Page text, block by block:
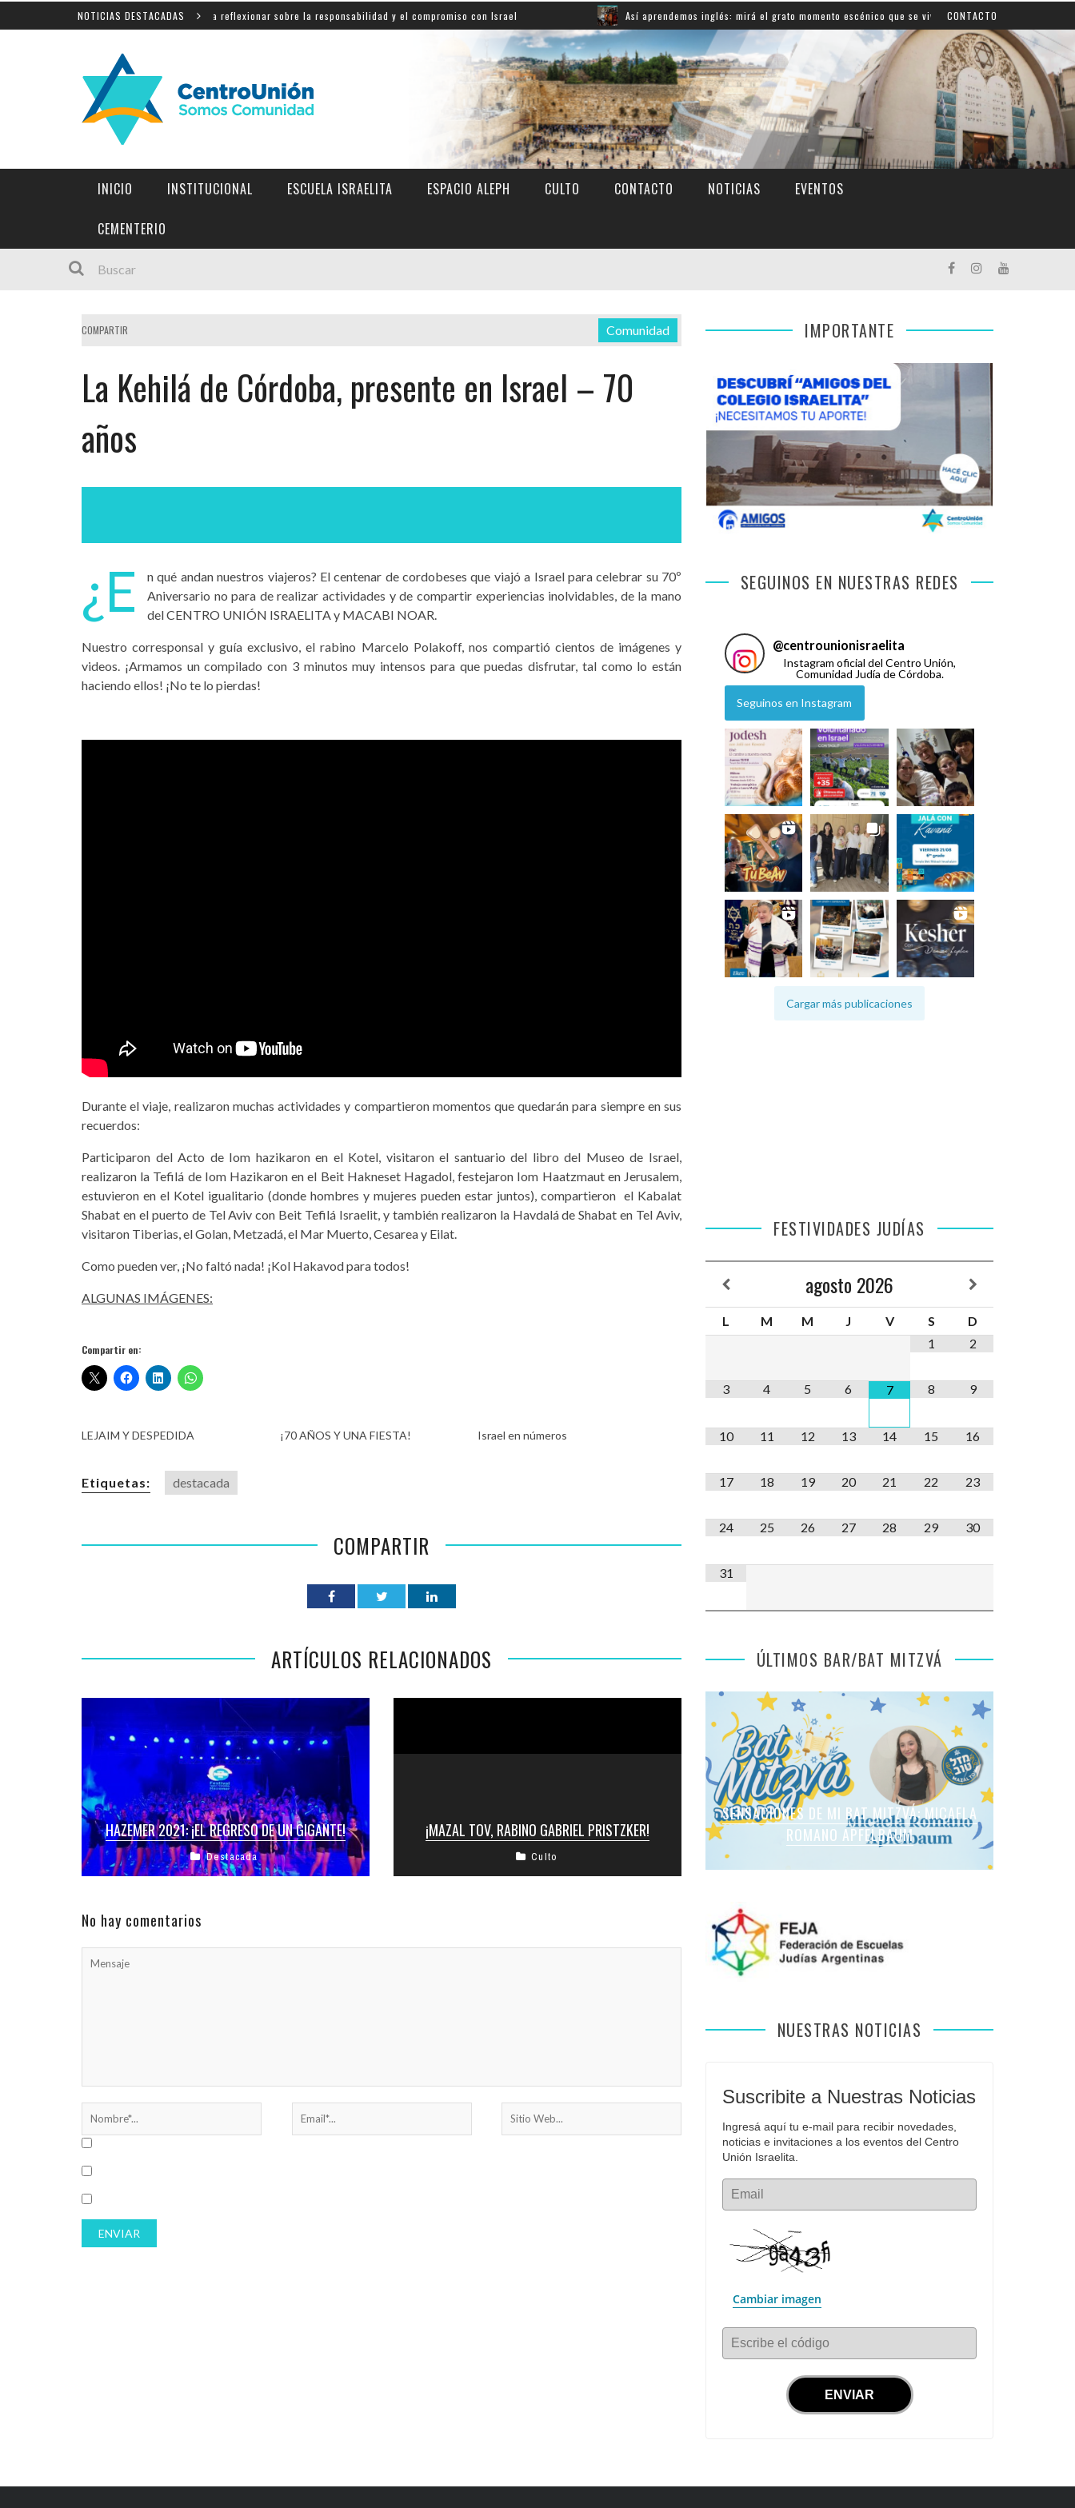
NOTICIAS DESTACADAS
Shahak: una nueva jornada para reflexionar sobre la responsabilidad y el compromiso con Israel Así aprendemos inglés: mirá el grato momento escénico que se vivió en la escuelaCONTACTO
INICIO INSTITUCIONAL ESCUELA ISRAELITA ESPACIO ALEPH CULTO CONTACTO NOTICIAS EVENTOS
CEMENTERIO
COMPARTIR Comunidad
La Kehilá de Córdoba, presente en Israel – 70
años
¿E
n qué andan nuestros viajeros? El centenar de cordobeses que viajó a Israel para celebrar su 70º
Aniversario no para de realizar actividades y de compartir experiencias inolvidables, de la mano
del CENTRO UNIÓN ISRAELITA y MACABI NOAR.
Nuestro corresponsal y guía exclusivo, el rabino Marcelo Polakoff, nos compartió cientos de imágenes y
videos. ¡Armamos un compilado con 3 minutos muy intensos para que puedas disfrutar, tal como lo están
haciendo ellos! ¡No te lo pierdas!
Durante el viaje, realizaron muchas actividades y compartieron momentos que quedarán para siempre en sus
recuerdos:
Participaron del Acto de Iom hazikaron en el Kotel, visitaron el santuario del libro del Museo de Israel,
realizaron la Tefilá de Iom Hazikaron en el Beit Hakneset Hagadol, festejaron Iom Haatzmaut en Jerusalem,
estuvieron en el Kotel igualitario (donde hombres y mujeres pueden estar juntos), compartieron el Kabalat
Shabat en el puerto de Tel Aviv con Beit Tefilá Israelit, y también realizaron la Havdalá de Shabat en Tel Aviv,
visitaron Tiberias, el Golan, Metzadá, el Mar Muerto, Cesarea y Eilat.
Como pueden ver, ¡No faltó nada! ¡Kol Hakavod para todos!
ALGUNAS IMÁGENES:
Compartir en:
LEJAIM Y DESPEDIDA ¡70 AÑOS Y UNA FIESTA! Israel en números
Etiquetas: destacada
COMPARTIR
ARTÍCULOS RELACIONADOS
HAZEMER 2021: ¡EL REGRESO DE UN GIGANTE!
Después del tiempo de aislamiento, de un año sin
encuentros presenciales, 2 años más tarde
Destacada
¡MAZAL TOV, RABINO GABRIEL PRISTZKER!
Culto
No hay comentarios
IMPORTANTE
SEGUINOS EN NUESTRAS REDES
@centrounionisraelita
Instagram oficial del Centro Unión,
Comunidad Judía de Córdoba.
Seguinos en Instagram
Cargar más publicaciones
FESTIVIDADES JUDÍAS
agosto 2026
L M M J V S
D
1
2
3 4 5 6 7 8 9
10 11 12 13 14 15 16
17 18 19 20 21 22 23
24 25 26 27 28 29 30
31
ÚLTIMOS BAR/BAT MITZVÁ
SENSACIONES DE MI BAT MITZVÁ: MICAELA
YAEL HECKER
SENSACIONES DE MI BAT MITZVÁ: MARTINA
SOL LEVY
SENSACIONES DE MI BAT MITZVÁ: MICAELA
ROMANO APFELBAUM
SENSACIONES DE MI BAT MITZVÁ: VIOLETA
LIEBMAN
SENSACIONES EN MI BAR MITZVÁ: VITALI
GUIDA
NUESTRAS NOTICIAS
Suscribite a Nuestras Noticias
Ingresá aquí tu e-mail para recibir novedades,
noticias e invitaciones a los eventos del Centro
Unión Israelita.
Email
Cambiar imagen
Escribe el código